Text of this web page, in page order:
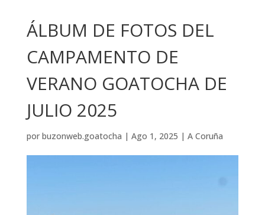
ÁLBUM DE FOTOS DEL
CAMPAMENTO DE
VERANO GOATOCHA DE
JULIO 2025
por buzonweb.goatocha | Ago 1, 2025 | A Coruña